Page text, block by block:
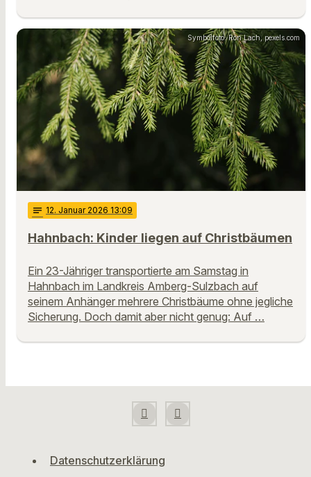
Symbolfoto: Ron Lach, pexels.com
notes 12. Januar 2026 13:09
Hahnbach: Kinder liegen auf Christbäumen
Ein 23-Jähriger transportierte am Samstag in
Hahnbach im Landkreis Amberg-Sulzbach auf
seinem Anhänger mehrere Christbäume ohne jegliche
Sicherung. Doch damit aber nicht genug: Auf …
Datenschutzerklärung